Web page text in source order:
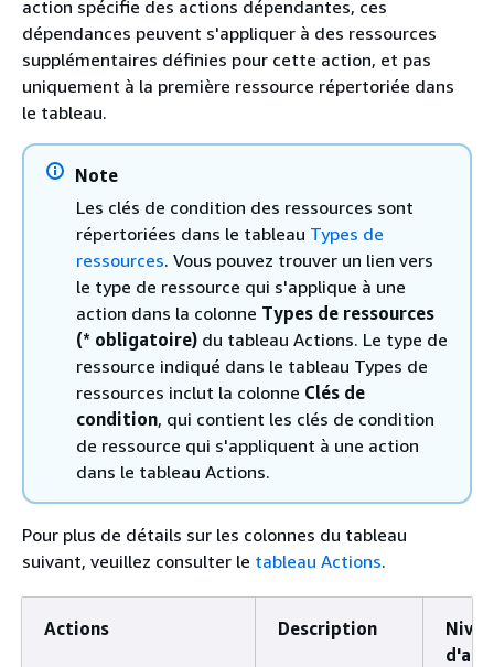
action spécifie des actions dépendantes, ces
dépendances peuvent s'appliquer à des ressources
supplémentaires définies pour cette action, et pas
uniquement à la première ressource répertoriée dans
le tableau.
Note
Les clés de condition des ressources sont
répertoriées dans le tableau Types de
ressources. Vous pouvez trouver un lien vers
le type de ressource qui s'applique à une
action dans la colonne Types de ressources
(* obligatoire) du tableau Actions. Le type de
ressource indiqué dans le tableau Types de
ressources inclut la colonne Clés de
condition, qui contient les clés de condition
de ressource qui s'appliquent à une action
dans le tableau Actions.
Pour plus de détails sur les colonnes du tableau
suivant, veuillez consulter le tableau Actions.
Actions Description